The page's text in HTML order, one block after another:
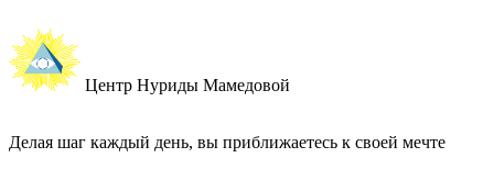
Центр Нуриды Мамедовой
Делая шаг каждый день, вы приближаетесь к своей мечте